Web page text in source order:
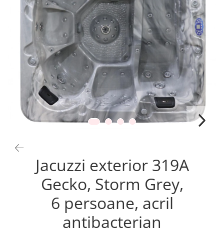
Jacuzzi exterior 319A
Gecko, Storm Grey,
6 persoane, acril
antibacterian